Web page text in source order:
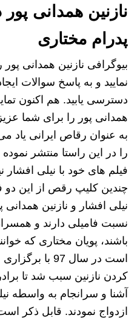
نازنین همدانی
پدرام مختاری
بیوگرافی نازنین همدانی
نمایید و به پاسخ سوالات
دسترسی یابید. هم اکنون
همدانی پور را برای شما
به عنوان رقاص ایرانی یاد
را در این راستا منتشر
فیلم های خود با نیلی
چندین کلیپ رقص از این
نیلی افشار و نازنین همدانی
نسبت فامیلی دارند و
باشند، پویان مختاری که
است در سال 97
کردن نازنین سبب شد تا
آشنا و سرانجام به واسطه
ازدواج نمودند. قابل ذکر